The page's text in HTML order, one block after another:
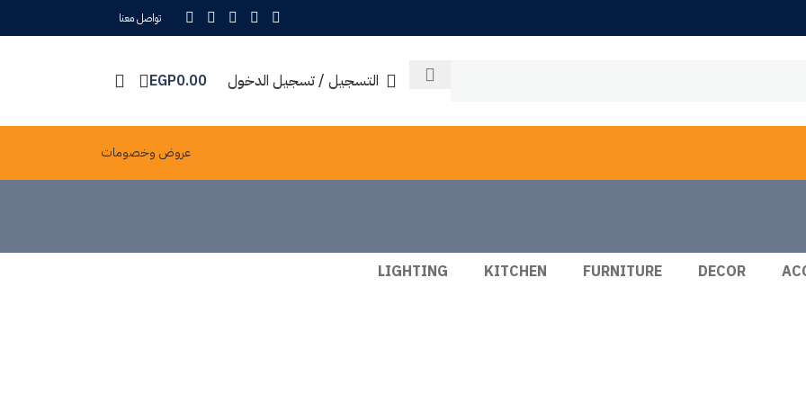
تواصل معنا
التسجيل / تسجيل الدخول EGP0.00
عروض وخصومات
DECOR
FURNITURE
KITCHEN
LIGHTING